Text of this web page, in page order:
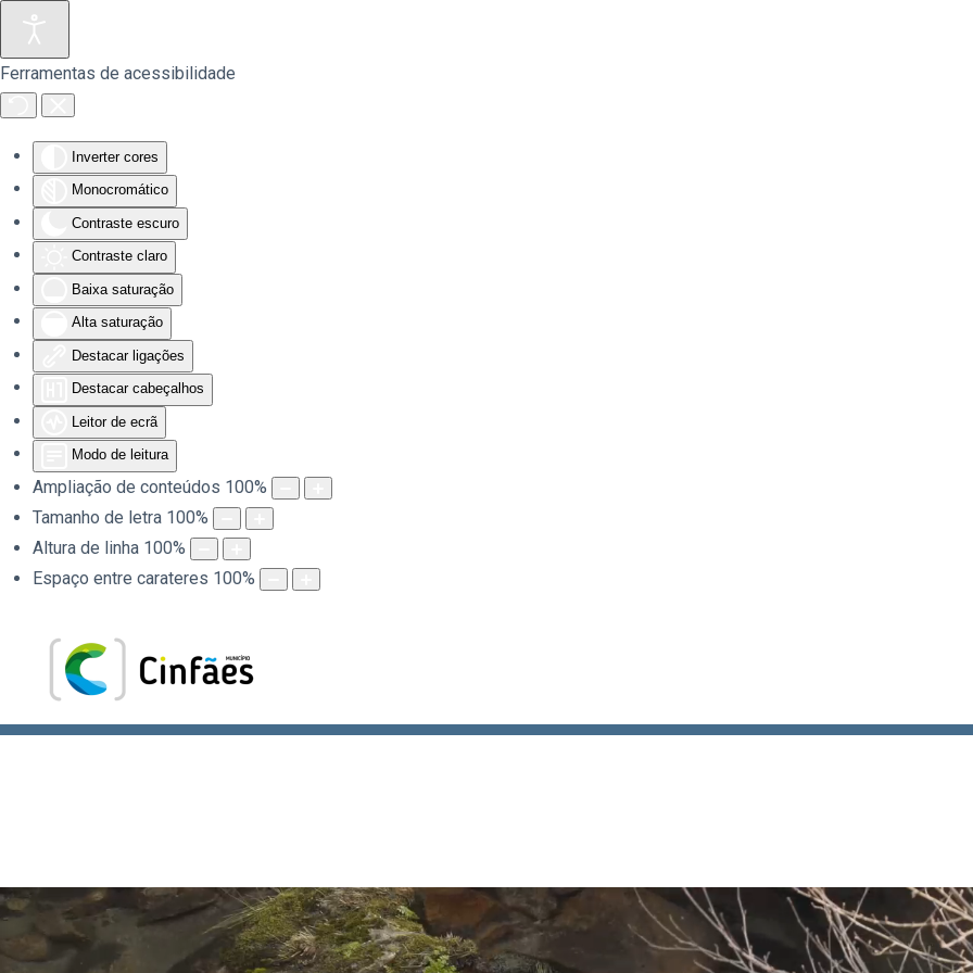
Ferramentas de acessibilidade
Inverter cores
Monocromático
Contraste escuro
Contraste claro
Baixa saturação
Alta saturação
Destacar ligações
Destacar cabeçalhos
Leitor de ecrã
Modo de leitura
Ampliação de conteúdos 100%
Tamanho de letra 100%
Altura de linha 100%
Espaço entre carateres 100%
Saltar para o conteúdo principal
.